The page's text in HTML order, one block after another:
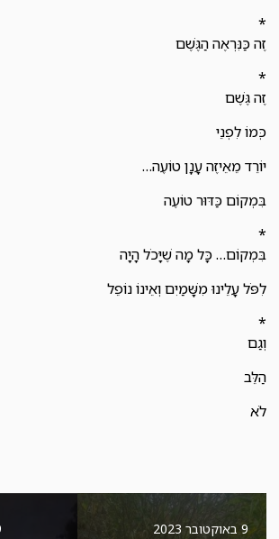
*
זֶה כַּנִּרְאֶה הַגֶּשֶׁם
*
זֶה גֶּשֶׁם
כְּמוֹ לִפְנֵי
יוֹרֵד מֵאֵיזֶה עָנָן טוֹעֶה…
בִּמְקוֹם כַּדּוּר טוֹעֶה
*
בִּמְקוֹם… כָּל מָה שֶׁיָּכֹל הָיָה
לִפֹּל עָלֵינוּ מִשָּׁמַיִם וְאֵינוֹ נוֹפֵל
*
וְגַם
הַלֵּב
לֹא
9 באוקטובר 2023 9